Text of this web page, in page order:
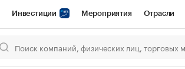
Инвестиции Мероприятия Отрасли